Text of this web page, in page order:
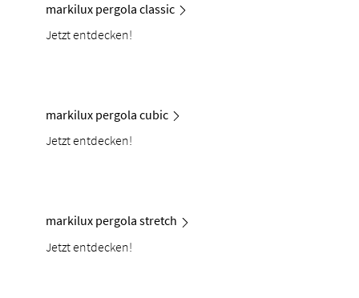
markilux pergola classic
Jetzt entdecken!
markilux pergola cubic
Jetzt entdecken!
markilux pergola stretch
Jetzt entdecken!